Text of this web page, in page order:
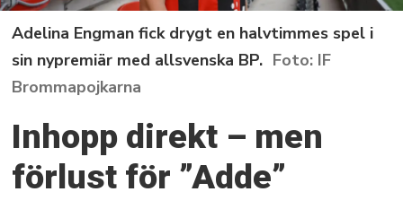
Adelina Engman fick drygt en halvtimmes spel i
sin nypremiär med allsvenska BP.
IF
Brommapojkarna
Inhopp direkt – men
förlust för ”Adde”